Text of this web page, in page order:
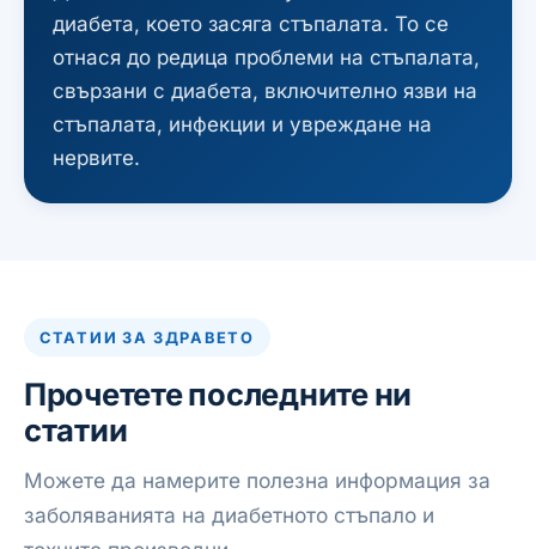
диабета, което засяга стъпалата. То се
отнася до редица проблеми на стъпалата,
свързани с диабета, включително язви на
стъпалата, инфекции и увреждане на
нервите.
СТАТИИ ЗА ЗДРАВЕТО
Прочетете последните ни
статии
Можете да намерите полезна информация за
заболяванията на диабетното стъпало и